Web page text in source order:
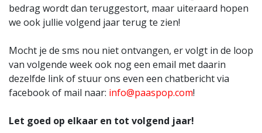
bedrag wordt dan teruggestort, maar uiteraard hopen
we ook jullie volgend jaar terug te zien!
Mocht je de sms nou niet ontvangen, er volgt in de loop
van volgende week ook nog een email met daarin
dezelfde link of stuur ons even een chatbericht via
facebook of mail naar: info@paaspop.com!
Let goed op elkaar en tot volgend jaar!